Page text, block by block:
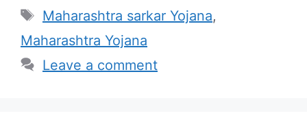
Tags
Maharashtra sarkar Yojana,
Maharashtra Yojana
Leave a comment